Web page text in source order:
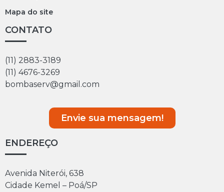
Mapa do site
CONTATO
(11) 2883-3189
(11) 4676-3269
bombaserv@gmail.com
Envie sua mensagem!
ENDEREÇO
Avenida Niterói, 638
Cidade Kemel – Poá/SP